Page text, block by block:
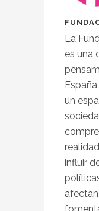
La
es una
un
influir